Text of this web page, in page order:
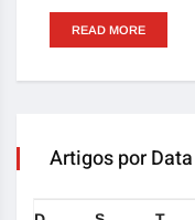
READ MORE
Artigos por Data